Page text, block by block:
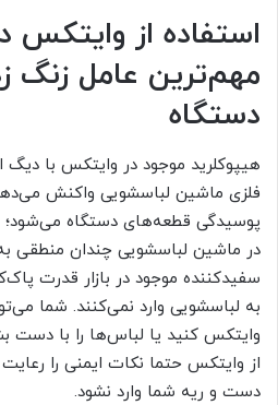
استفاده از وایتکس
مهم‌ترین عامل زنگ
دستگاه
هیپوکلرید موجود در وایتکس با
فلزی ماشین لباسشویی واکنش
پوسیدگی قطعه‌های دستگاه می‌شود؛
در ماشین لباسشویی چندان منطقی
سفیدکننده موجود در بازار قدرت
به لباسشویی وارد نمی‌کنند. شما
وایتکس کنید یا لباس‌ها را با دست
از وایتکس حتما نکات ایمنی را
دست و ریه شما وارد نشود.